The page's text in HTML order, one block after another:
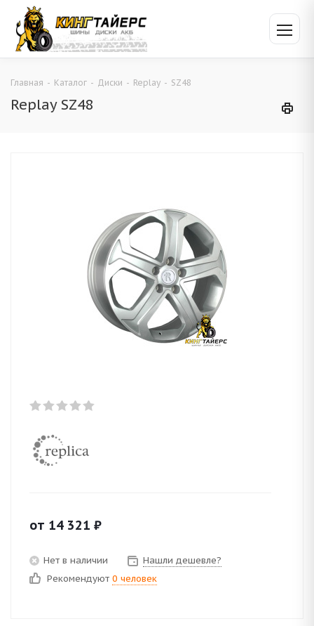
Главная - Каталог - Диски - Replay - SZ48
Replay SZ48
от 14 321 ₽
Нет в наличии
Нашли дешевле?
Рекомендуют 0 человек